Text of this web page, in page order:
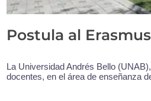
Postula al
La Universidad Andrés Bello
docentes, en el área de enseñanza